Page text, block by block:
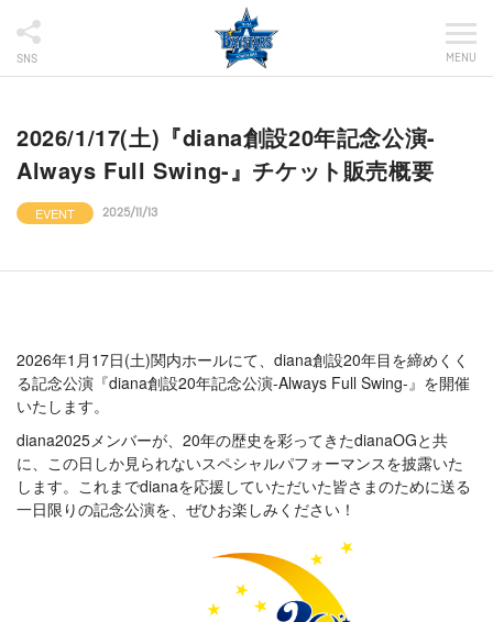
SNS MENU
2026/1/17(土)『diana創設20年記念公演-
Always Full Swing-』チケット販売概要
EVENT 2025/11/13
2026年1月17日(土)関内ホールにて、diana創設20年目を締めくく
る記念公演『diana創設20年記念公演-Always Full Swing-』を開催
いたします。
diana2025メンバーが、20年の歴史を彩ってきたdianaOGと共
に、この日しか見られないスペシャルパフォーマンスを披露いた
します。これまでdianaを応援していただいた皆さまのために送る
一日限りの記念公演を、ぜひお楽しみください！